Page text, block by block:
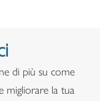
di più su come
migliorare la tua